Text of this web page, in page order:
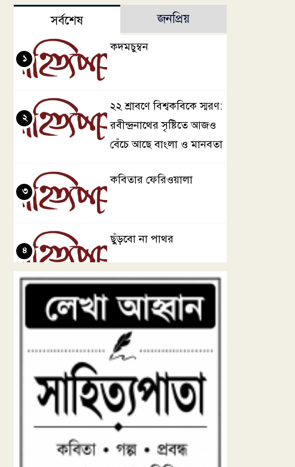
সর্বশেষ জনপ্রিয়
কদমচুম্বন
১
২২ শ্রাবণে বিশ্বকবিকে স্মরণ:
রবীন্দ্রনাথের সৃষ্টিতে আজও
বেঁচে আছে বাংলা ও মানবতা
২
কবিতার ফেরিওয়ালা
৩
ছুঁড়বো না পাথর
৪
মেহেরপুরে যুবদল ও
ছাত্রদলের উদ্যোগে জুলাই
গণঅভ্যুত্থান দিবস পালিত
তোমারই কথা কয়